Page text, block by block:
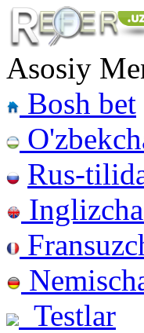
Asosiy
Bosh bet
Rus-
Testlar